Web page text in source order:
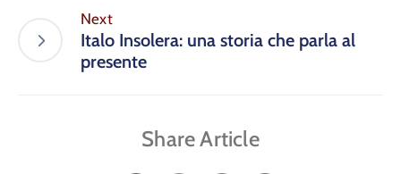
Next
Italo Insolera: una storia che parla al
presente
Share Article